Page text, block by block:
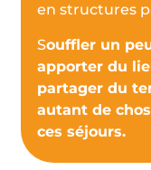
en structures
Souffler un
apporter du
partager du
autant de
ces séjours.